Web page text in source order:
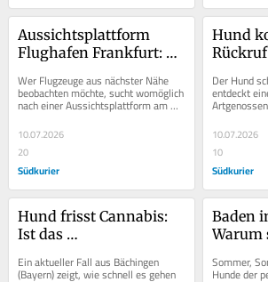
Aussichtsplattform
Flughafen Frankfurt:
beobachten können
Wer Flugzeuge aus nächster Nähe
beobachten möchte, sucht womöglich
nach einer Aussichtsplattform am
Flughafen Frankfurt. Die frühere...
10.07.2026
20
Südkurier
Hund
so
Der Hund
entdeckt
er jedes
Ein...
10.07.2026
10
Südkurier
Hund frisst Cannabis:
Ist das
Ein aktueller Fall aus Bächingen
(Bayern) zeigt, wie schnell es gehen
Baden
Warum
Sommer,
Hunde der